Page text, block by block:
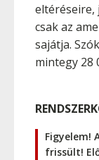
eltéréseire,
csak az
sajátja.
mintegy 28
Figyelem!
frissült!